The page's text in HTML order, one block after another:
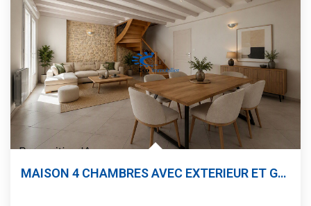
MAISON 4 CHAMBRES AVEC EXTERIEUR ET GARAGE